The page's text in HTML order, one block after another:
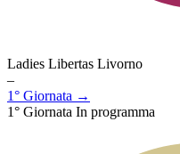
Ladies Libertas Livorno
–
1° Giornata →
1° Giornata In programma